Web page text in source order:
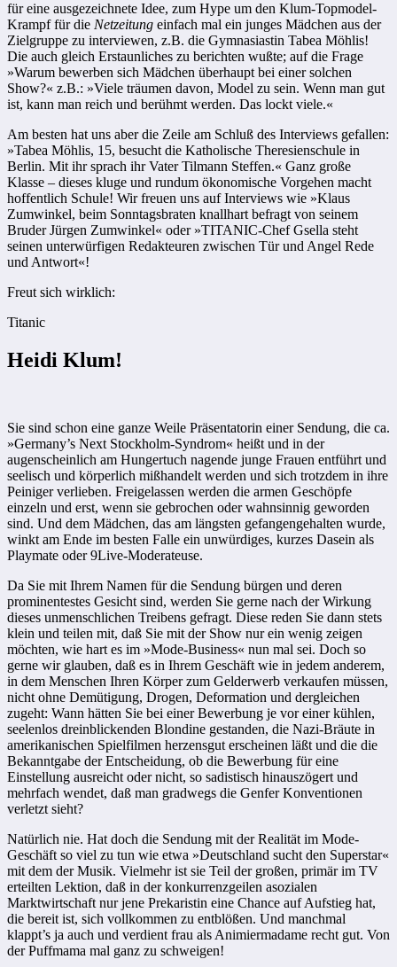
für eine ausgezeichnete Idee, zum Hype um den Klum-Topmodel-
Krampf für die Netzeitung einfach mal ein junges Mädchen aus der
Zielgruppe zu interviewen, z.B. die Gymnasiastin Tabea Möhlis!
Die auch gleich Erstaunliches zu berichten wußte; auf die Frage
»Warum bewerben sich Mädchen überhaupt bei einer solchen
Show?« z.B.: »Viele träumen davon, Model zu sein. Wenn man gut
ist, kann man reich und berühmt werden. Das lockt viele.«
Am besten hat uns aber die Zeile am Schluß des Interviews gefallen:
»Tabea Möhlis, 15, besucht die Katholische Theresienschule in
Berlin. Mit ihr sprach ihr Vater Tilmann Steffen.« Ganz große
Klasse – dieses kluge und rundum ökonomische Vorgehen macht
hoffentlich Schule! Wir freuen uns auf Interviews wie »Klaus
Zumwinkel, beim Sonntagsbraten knallhart befragt von seinem
Bruder Jürgen Zumwinkel« oder »TITANIC-Chef Gsella steht
seinen unterwürfigen Redakteuren zwischen Tür und Angel Rede
und Antwort«!
Freut sich wirklich:
Titanic
Heidi Klum!
Sie sind schon eine ganze Weile Präsentatorin einer Sendung, die ca.
»Germany’s Next Stockholm-Syndrom« heißt und in der
augenscheinlich am Hungertuch nagende junge Frauen entführt und
seelisch und körperlich mißhandelt werden und sich trotzdem in ihre
Peiniger verlieben. Freigelassen werden die armen Geschöpfe
einzeln und erst, wenn sie gebrochen oder wahnsinnig geworden
sind. Und dem Mädchen, das am längsten gefangengehalten wurde,
winkt am Ende im besten Falle ein unwürdiges, kurzes Dasein als
Playmate oder 9Live-Moderateuse.
Da Sie mit Ihrem Namen für die Sendung bürgen und deren
prominentestes Gesicht sind, werden Sie gerne nach der Wirkung
dieses unmenschlichen Treibens gefragt. Diese reden Sie dann stets
klein und teilen mit, daß Sie mit der Show nur ein wenig zeigen
möchten, wie hart es im »Mode-Business« nun mal sei. Doch so
gerne wir glauben, daß es in Ihrem Geschäft wie in jedem anderem,
in dem Menschen Ihren Körper zum Gelderwerb verkaufen müssen,
nicht ohne Demütigung, Drogen, Deformation und dergleichen
zugeht: Wann hätten Sie bei einer Bewerbung je vor einer kühlen,
seelenlos dreinblickenden Blondine gestanden, die Nazi-Bräute in
amerikanischen Spielfilmen herzensgut erscheinen läßt und die die
Bekanntgabe der Entscheidung, ob die Bewerbung für eine
Einstellung ausreicht oder nicht, so sadistisch hinauszögert und
mehrfach wendet, daß man gradwegs die Genfer Konventionen
verletzt sieht?
Natürlich nie. Hat doch die Sendung mit der Realität im Mode-
Geschäft so viel zu tun wie etwa »Deutschland sucht den Superstar«
mit dem der Musik. Vielmehr ist sie Teil der großen, primär im TV
erteilten Lektion, daß in der konkurrenzgeilen asozialen
Marktwirtschaft nur jene Prekaristin eine Chance auf Aufstieg hat,
die bereit ist, sich vollkommen zu entblößen. Und manchmal
klappt’s ja auch und verdient frau als Animiermadame recht gut. Von
der Puffmama mal ganz zu schweigen!